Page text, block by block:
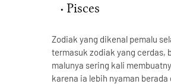
Pisces
Zodiak yang dikenal pemalu
termasuk zodiak yang cerdas,
malunya sering kali
karena ia lebih nyaman